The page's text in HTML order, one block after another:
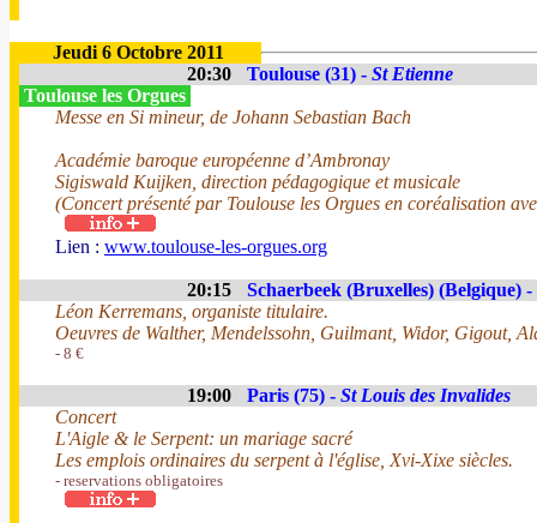
Jeudi 6 Octobre 2011
20:30
Toulouse (31) - St Etienne
Toulouse les Orgues
Messe en Si mineur, de Johann Sebastian Bach
Académie baroque européenne d’Ambronay
Sigiswald Kuijken, direction pédagogique et musicale
(Concert présenté par Toulouse les Orgues en coréalisation
Lien : www.toulouse-les-orgues.org
20:15
Schaerbeek (Bruxelles) (Belgique) -
Léon Kerremans, organiste titulaire.
Oeuvres de Walther, Mendelssohn, Guilmant, Widor, Gigout,
- 8 €
19:00 Paris (75) - St Louis des Invalides
Concert
L'Aigle & le Serpent: un mariage sacré
Les emplois ordinaires du serpent à l'église, Xvi-Xixe siècles.
- reservations obligatoires